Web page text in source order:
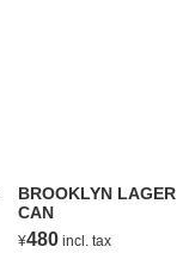
BROOKLYN LAGER
CAN
¥480incl. tax